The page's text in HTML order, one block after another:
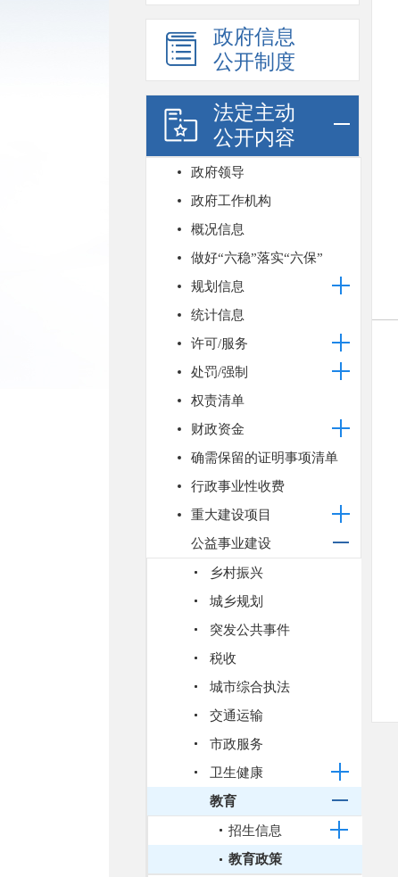
政府信息
公开制度
法定主动
公开内容
政府领导
政府工作机构
概况信息
做好“六稳”落实“六保”
规划信息
统计信息
许可/服务
处罚/强制
权责清单
财政资金
确需保留的证明事项清单
行政事业性收费
重大建设项目
公益事业建设
乡村振兴
城乡规划
突发公共事件
税收
城市综合执法
交通运输
市政服务
卫生健康
教育
招生信息
教育政策